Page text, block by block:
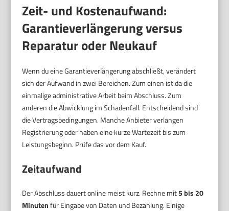
Zeit- und Kostenaufwand:
Garantieverlängerung versus
Reparatur oder Neukauf
Wenn du eine Garantieverlängerung abschließt, verändert
sich der Aufwand in zwei Bereichen. Zum einen ist da die
einmalige administrative Arbeit beim Abschluss. Zum
anderen die Abwicklung im Schadenfall. Entscheidend sind
die Vertragsbedingungen. Manche Anbieter verlangen
Registrierung oder haben eine kurze Wartezeit bis zum
Leistungsbeginn. Prüfe das vor dem Kauf.
Zeitaufwand
Der Abschluss dauert online meist kurz. Rechne mit5 bis 20
Minutenfür Eingabe von Daten und Bezahlung. Einige